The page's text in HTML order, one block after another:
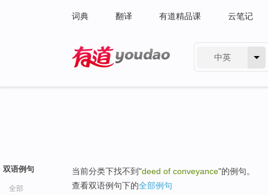
词典 翻译 有道精品课 云笔记
中英
双语例句
全部
当前分类下找不到"deed of conveyance"的例句。
查看双语例句下的全部例句